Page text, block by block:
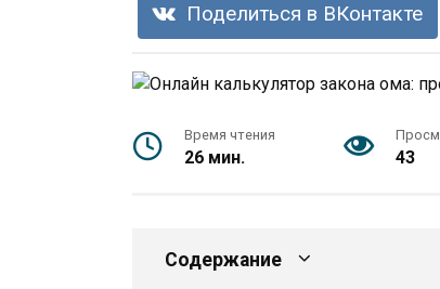
Поделиться в ВКонтакте
Время чтения
26 мин. 43
Содержание